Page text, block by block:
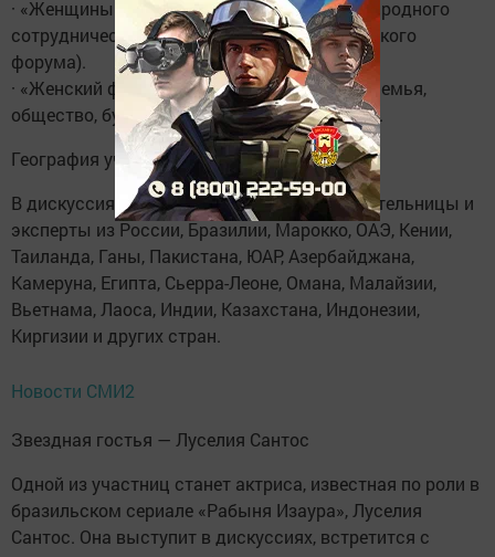
· «Женщины в экономике: векторы международного
сотрудничества» (Совет Евразийского женского
форума).
· «Женский фактор экономического роста: семья,
общество, будущее» (Союз женщин России).
География участниц: более 20 стран
В дискуссиях примут участие предпринимательницы и
эксперты из России, Бразилии, Марокко, ОАЭ, Кении,
Таиланда, Ганы, Пакистана, ЮАР, Азербайджана,
Камеруна, Египта, Сьерра-Леоне, Омана, Малайзии,
Вьетнама, Лаоса, Индии, Казахстана, Индонезии,
Киргизии и других стран.
Новости СМИ2
Звездная гостья — Луселия Сантос
Одной из участниц станет актриса, известная по роли в
бразильском сериале «Рабыня Изаура», Луселия
Сантос. Она выступит в дискуссиях, встретится с